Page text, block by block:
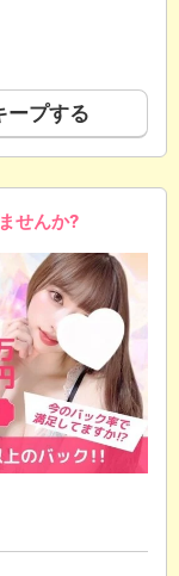
ープする
せんか?